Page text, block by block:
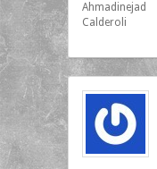
Ahmadinejad
Calderoli